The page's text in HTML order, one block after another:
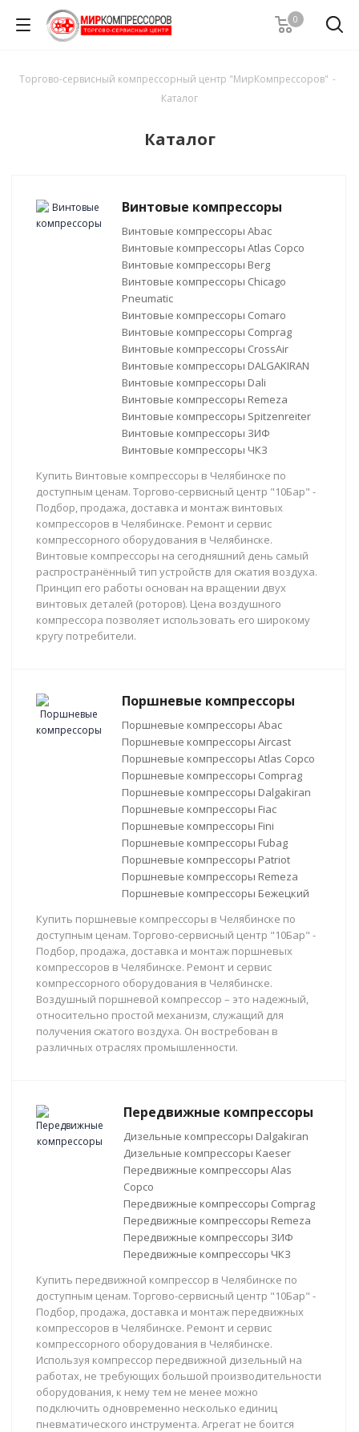
0
Торгово-сервисный компрессорный центр "МирКомпрессоров" -
Каталог
Каталог
Винтовые компрессоры
Винтовые компрессоры Abac
Винтовые компрессоры Atlas Copco
Винтовые компрессоры Berg
Винтовые компрессоры Chicago
Pneumatic
Винтовые компрессоры Comaro
Винтовые компрессоры Comprag
Винтовые компрессоры CrossAir
Винтовые компрессоры DALGAKIRAN
Винтовые компрессоры Dali
Винтовые компрессоры Remeza
Винтовые компрессоры Spitzenreiter
Винтовые компрессоры ЗИФ
Винтовые компрессоры ЧКЗ
Купить Винтовые компрессоры в Челябинске по
доступным ценам. Торгово-сервисный центр "10Бар" -
Подбор, продажа, доставка и монтаж винтовых
компрессоров в Челябинске. Ремонт и сервис
компрессорного оборудования в Челябинске.
Винтовые компрессоры на сегодняшний день самый
распространённый тип устройств для сжатия воздуха.
Принцип его работы основан на вращении двух
винтовых деталей (роторов). Цена воздушного
компрессора позволяет использовать его широкому
кругу потребители.
Поршневые компрессоры
Поршневые компрессоры Abac
Поршневые компрессоры Aircast
Поршневые компрессоры Atlas Copco
Поршневые компрессоры Comprag
Поршневые компрессоры Dalgakiran
Поршневые компрессоры Fiac
Поршневые компрессоры Fini
Поршневые компрессоры Fubag
Поршневые компрессоры Patriot
Поршневые компрессоры Remeza
Поршневые компрессоры Бежецкий
Купить поршневые компрессоры в Челябинске по
доступным ценам. Торгово-сервисный центр "10Бар" -
Подбор, продажа, доставка и монтаж поршневых
компрессоров в Челябинске. Ремонт и сервис
компрессорного оборудования в Челябинске.
Воздушный поршневой компрессор – это надежный,
относительно простой механизм, служащий для
получения сжатого воздуха. Он востребован в
различных отраслях промышленности.
Передвижные компрессоры
Дизельные компрессоры Dalgakiran
Дизельные компрессоры Kaeser
Передвижные компрессоры Alas
Copco
Передвижные компрессоры Comprag
Передвижные компрессоры Remeza
Передвижные компрессоры ЗИФ
Передвижные компрессоры ЧКЗ
Купить передвижной компрессор в Челябинске по
доступным ценам. Торгово-сервисный центр "10Бар" -
Подбор, продажа, доставка и монтаж передвижных
компрессоров в Челябинске. Ремонт и сервис
компрессорного оборудования в Челябинске.
Используя компрессор передвижной дизельный на
работах, не требующих большой производительности
оборудования, к нему тем не менее можно
подключить одновременно несколько единиц
пневматического инструмента. Агрегат не боится